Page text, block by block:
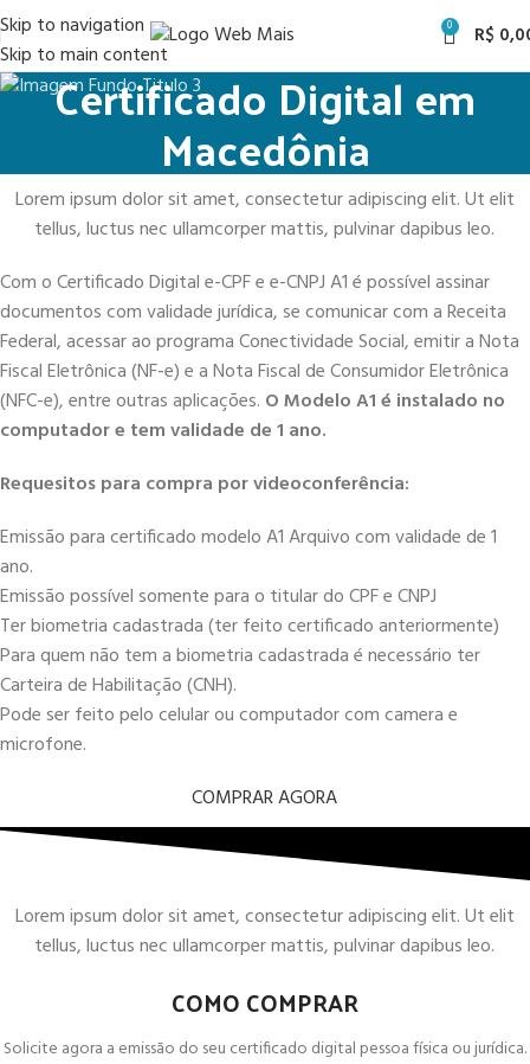
Skip to navigation
Skip to main content
0 R$
Certificado Digital em
Macedônia
Lorem ipsum dolor sit amet, consectetur adipiscing elit. Ut elit
tellus, luctus nec ullamcorper mattis, pulvinar dapibus leo.
Com o Certificado Digital e-CPF e e-CNPJ A1 é possível assinar
documentos com validade jurídica, se comunicar com a Receita
Federal, acessar ao programa Conectividade Social, emitir a Nota
Fiscal Eletrônica (NF-e) e a Nota Fiscal de Consumidor Eletrônica
(NFC-e), entre outras aplicações. O Modelo A1 é instalado no
computador e tem validade de 1 ano.
Requesitos para compra por videoconferência:
Emissão para certificado modelo A1 Arquivo com validade de 1
ano.
Emissão possível somente para o titular do CPF e CNPJ
Ter biometria cadastrada (ter feito certificado anteriormente)
Para quem não tem a biometria cadastrada é necessário ter
Carteira de Habilitação (CNH).
Pode ser feito pelo celular ou computador com camera e
microfone.
COMPRAR AGORA
Lorem ipsum dolor sit amet, consectetur adipiscing elit. Ut elit
tellus, luctus nec ullamcorper mattis, pulvinar dapibus leo.
COMO COMPRAR
Solicite agora a emissão do seu certificado digital pessoa física ou jurídica.